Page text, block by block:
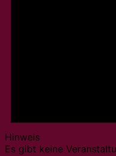
Hinweis
Es gibt keine